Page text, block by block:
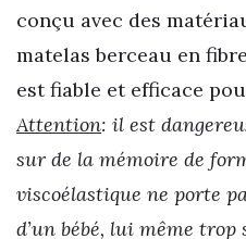
conçu avec des
matelas berceau en
est fiable et efficace
Attention: il est
sur de la mémoire de
viscoélastique ne porte
d’un bébé, lui même trop